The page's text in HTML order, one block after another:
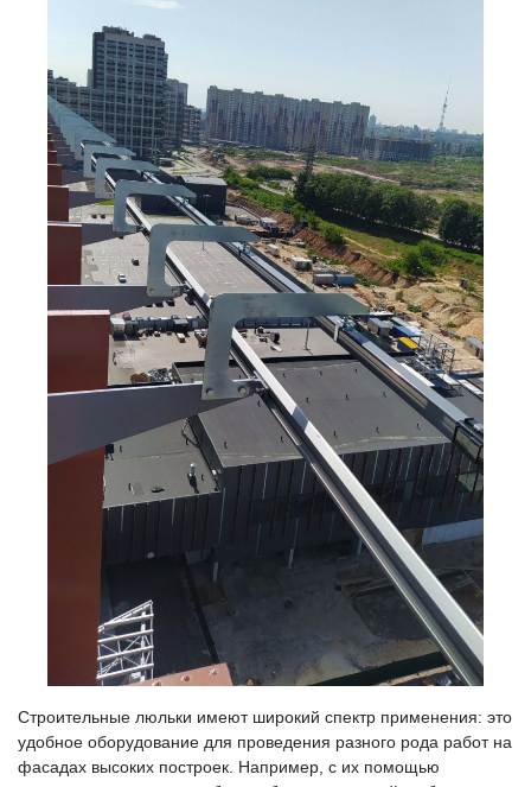
Строительные люльки имеют широкий спектр применения: это
удобное оборудование для проведения разного рода работ на
фасадах высоких построек. Например, с их помощью